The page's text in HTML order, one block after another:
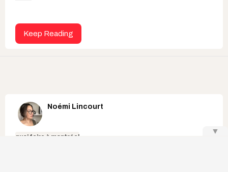
Keep Reading
Noémi Lincourt
quoi faire à montréal
▼